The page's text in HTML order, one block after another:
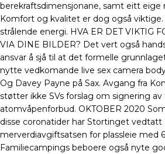
berekraftsdimensjonane, samt eitt eige
Komfort og kvalitet er dog også
strålende energi. HVA ER DET VIKTIG
VIA DINE BILDER? Det vert også
ansvar å sjå til at det formelle
nytte vedkomande live sex camera
Og Davey Payne på Sax. Avgang fra
støtter ikke SVs forslag om signering
atomvåpenforbud. OKTOBER 2020
disse coronatider har Stortinget vedtatt
merverdiavgiftsatsen for plassleie med
Familiecampings beboere også nyte